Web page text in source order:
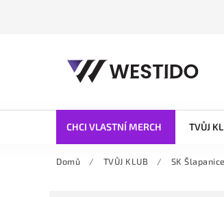
CHCI VLASTNÍ MERCH TVŮJ
Domů / TVŮJ KLUB / SK Šlapanice